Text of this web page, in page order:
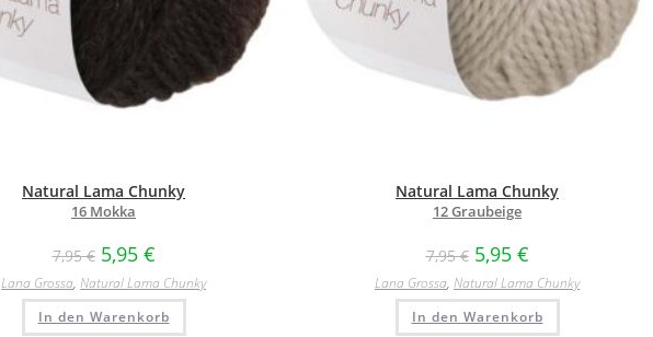
Natural Lama Chunky
16 Mokka
7,95€ 5,95 €
Lana Grossa, Natural Lama Chunky
In den Warenkorb
Natural Lama Chunky
12 Graubeige
7,95€ 5,95 €
Lana Grossa, Natural Lama Chunky
In den Warenkorb